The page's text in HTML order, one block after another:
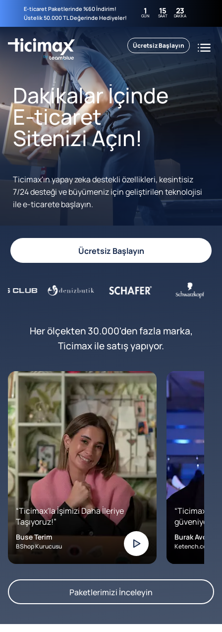
E-ticaret Paketlerinde %60 İndirim!
Üstelik 50.000 TL Değerinde Hediyeler!
1
GÜN 15
SAAT 23
DAKIKA
Ücretsiz Başlayın
Dakikalar İçinde
E-ticaret
Sitenizi Açın!
Ticimax'ın yapay zeka destekli özellikleri, kesintisiz
7/24 desteği ve büyümeniz için geliştirilen teknolojisi
ile e-ticarete başlayın.
Ücretsiz Başlayın
Her ölçekten 30.000'den fazla marka,
Ticimax ile satış yapıyor.
“Ticimax'la İşimizi Daha İleriye
Taşıyoruz!”
Buse Terim
BShop Kurucusu
“Ticimax'a
Burak Avcılar
Ketench.com –
Paketlerimizi İnceleyin